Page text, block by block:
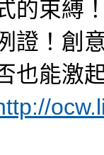
的束縛
證！創
也能激